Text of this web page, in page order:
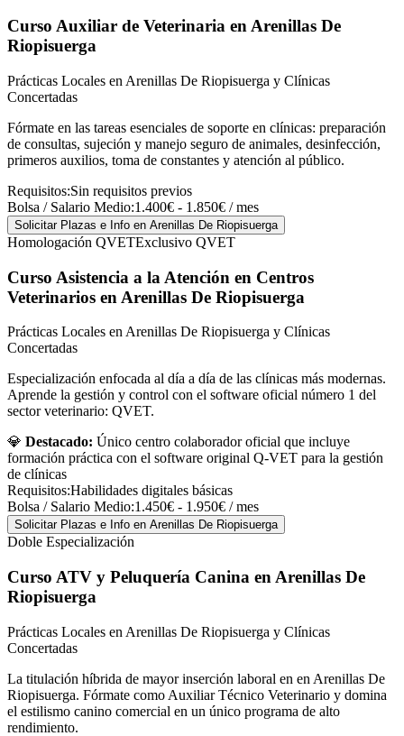
Curso Auxiliar de Veterinaria en Arenillas De
Riopisuerga
Prácticas Locales en Arenillas De Riopisuerga y Clínicas
Concertadas
Fórmate en las tareas esenciales de soporte en clínicas: preparación
de consultas, sujeción y manejo seguro de animales, desinfección,
primeros auxilios, toma de constantes y atención al público.
Requisitos:Sin requisitos previos
Bolsa / Salario Medio:1.400€ - 1.850€ / mes
Solicitar Plazas e Info en Arenillas De Riopisuerga
Homologación QVETExclusivo QVET
Curso Asistencia a la Atención en Centros
Veterinarios en Arenillas De Riopisuerga
Prácticas Locales en Arenillas De Riopisuerga y Clínicas
Concertadas
Especialización enfocada al día a día de las clínicas más modernas.
Aprende la gestión y control con el software oficial número 1 del
sector veterinario: QVET.
💎 Destacado: Único centro colaborador oficial que incluye
formación práctica con el software original Q-VET para la gestión
de clínicas
Requisitos:Habilidades digitales básicas
Bolsa / Salario Medio:1.450€ - 1.950€ / mes
Solicitar Plazas e Info en Arenillas De Riopisuerga
Doble Especialización
Curso ATV y Peluquería Canina en Arenillas De
Riopisuerga
Prácticas Locales en Arenillas De Riopisuerga y Clínicas
Concertadas
La titulación híbrida de mayor inserción laboral en en Arenillas De
Riopisuerga. Fórmate como Auxiliar Técnico Veterinario y domina
el estilismo canino comercial en un único programa de alto
rendimiento.